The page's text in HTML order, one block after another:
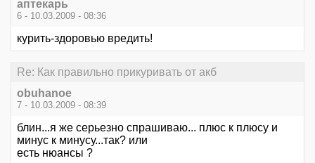
аптекарь
6 - 10.03.2009 - 08:36
курить-здоровью вредить!
Re: Как правильно прикуривать от акб
obuhanoe
7 - 10.03.2009 - 08:39
блин...я же серьезно спрашиваю... плюс к плюсу и
минус к минусу...так? или
есть нюансы ?